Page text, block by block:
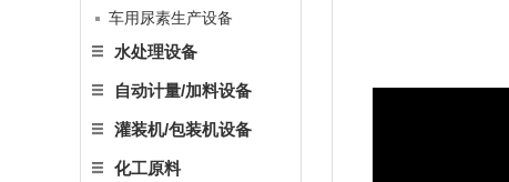
车用尿素生产设备
水处理设备
自动计量/加料设备
灌装机/包装机设备
化工原料